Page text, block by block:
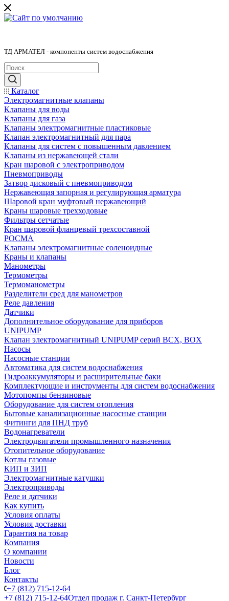
ТД АРМАТЕЛ - компоненты систем водоснабжения
Каталог
Электромагнитные клапаны
Клапаны для воды
Клапаны для газа
Клапаны электромагнитные пластиковые
Клапан электромагнитный для пара
Клапаны для систем с повышенным давлением
Клапаны из нержавеющей стали
Кран шаровой с электроприводом
Пневмоприводы
Затвор дисковый с пневмоприводом
Нержавеющая запорная и регулирующая арматура
Шаровой кран муфтовый нержавеющий
Краны шаровые трехходовые
Фильтры сетчатые
Кран шаровой фланцевый трехсоставной
РОСМА
Клапаны электромагнитные соленоидные
Краны и клапаны
Манометры
Термометры
Термоманометры
Разделители сред для манометров
Реле давления
Датчики
Дополнительное оборудование для приборов
UNIPUMP
Клапан электромагнитный UNIPUMP серий BCX, BOX
Насосы
Насосные станции
Автоматика для систем водоснабжения
Гидроаккумуляторы и расширительные баки
Комплектующие и инструменты для систем водоснабжения
Мотопомпы бензиновые
Оборудование для систем отопления
Бытовые канализационные насосные станции
Фитинги для ПНД труб
Водонагреватели
Электродвигатели промышленного назначения
Отопительное оборудование
Котлы газовые
КИП и ЗИП
Электромагнитные катушки
Электроприводы
Реле и датчики
Как купить
Условия оплаты
Условия доставки
Гарантия на товар
Компания
О компании
Новости
Блог
Контакты
+7 (812) 715-12-64
+7 (812) 715-12-64Отдел продаж г. Санкт-Петербург